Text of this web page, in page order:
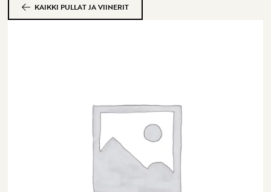
KAIKKI PULLAT JA VIINERIT